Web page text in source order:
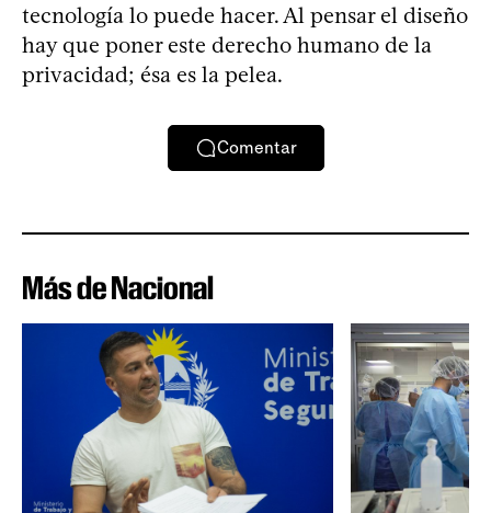
tecnología lo puede hacer. Al pensar el diseño
hay que poner este derecho humano de la
privacidad; ésa es la pelea.
Comentar
Más de Nacional